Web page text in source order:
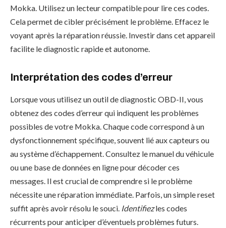
Mokka. Utilisez un lecteur compatible pour lire ces codes.
Cela permet de cibler précisément le problème. Effacez le
voyant après la réparation réussie. Investir dans cet appareil
facilite le diagnostic rapide et autonome.
Interprétation des codes d’erreur
Lorsque vous utilisez un outil de diagnostic OBD-II, vous
obtenez des codes d’erreur qui indiquent les problèmes
possibles de votre Mokka. Chaque code correspond à un
dysfonctionnement spécifique, souvent lié aux capteurs ou
au système d’échappement. Consultez le manuel du véhicule
ou une base de données en ligne pour décoder ces
messages. Il est crucial de comprendre si le problème
nécessite une réparation immédiate. Parfois, un simple reset
suffit après avoir résolu le souci. Identifiezles codes
récurrents pour anticiper d’éventuels problèmes futurs.